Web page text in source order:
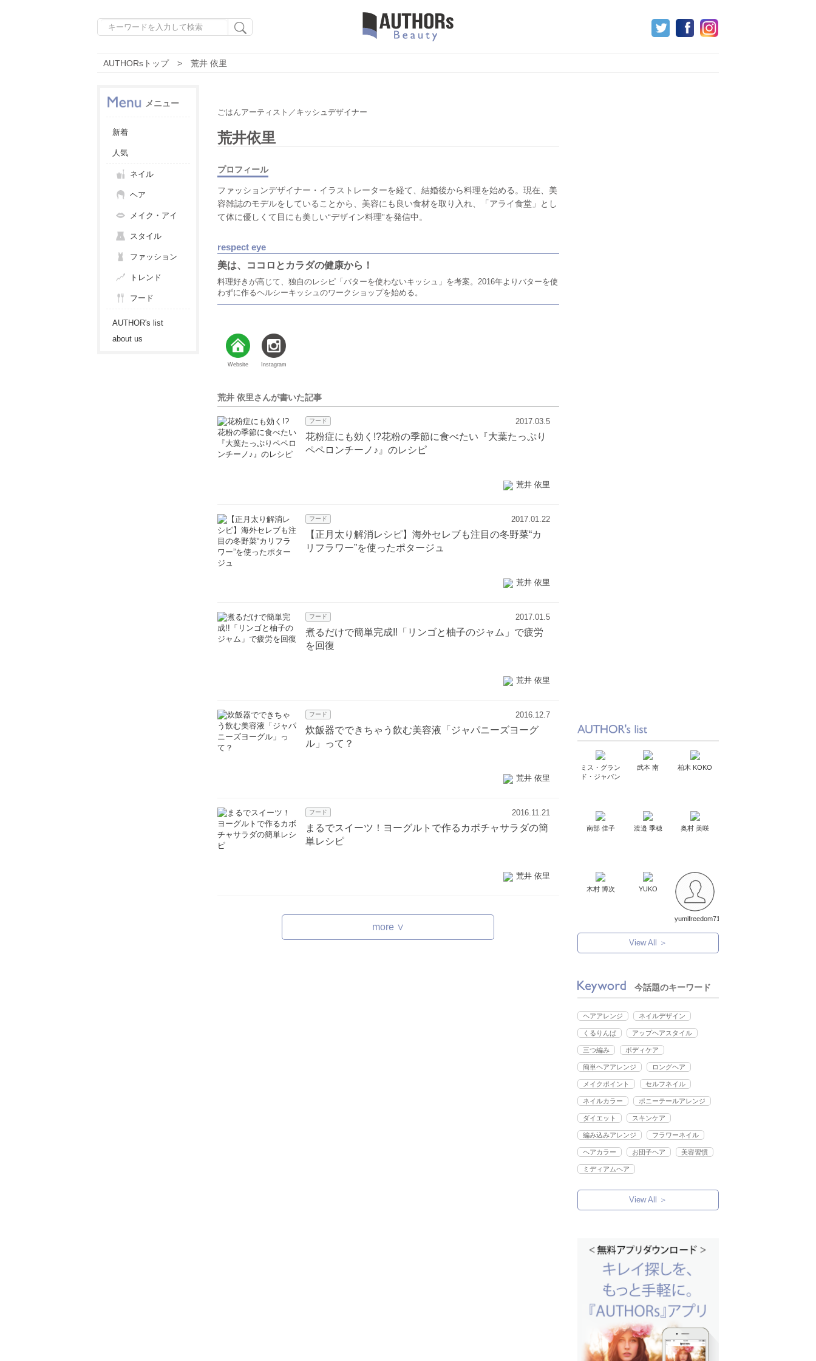
AUTHORsトップ 荒井 依里
メニュー
新着
人気
ネイル
ヘア
メイク・アイ
スタイル
ファッション
トレンド
フード
AUTHOR's list
about us
ごはんアーティスト／キッシュデザイナー
荒井依里
プロフィール
ファッションデザイナー・イラストレーターを経て、結婚後から料理を始める。現在、美
容雑誌のモデルをしていることから、美容にも良い食材を取り入れ、「アライ食堂」とし
て体に優しくて目にも美しい“デザイン料理”を発信中。
respect eye
美は、ココロとカラダの健康から！
料理好きが高じて、独自のレシピ「バターを使わないキッシュ」を考案。2016年よりバターを使
わずに作るヘルシーキッシュのワークショップを始める。
Website Instagram
荒井 依里さんが書いた記事
フード 2017.03.5
花粉症にも効く!?花粉の季節に食べたい『大葉たっぷり
ペペロンチーノ♪』のレシピ
荒井 依里
フード 2017.01.22
【正月太り解消レシピ】海外セレブも注目の冬野菜“カ
リフラワー”を使ったポタージュ
荒井 依里
フード 2017.01.5
煮るだけで簡単完成!!「リンゴと柚子のジャム」で疲労
を回復
荒井 依里
フード 2016.12.7
炊飯器でできちゃう飲む美容液「ジャパニーズヨーグ
ル」って？
荒井 依里
フード 2016.11.21
まるでスイーツ！ヨーグルトで作るカボチャサラダの簡
単レシピ
荒井 依里
more ∨
ミス・グラン
ド・ジャパン
武本 南 柏木 KOKO
南部 佳子 渡邉 季穂 奥村 美咲
木村 博次 YUKO
yumifreedom71
View All ＞
今話題のキーワード
ヘアアレンジ ネイルデザイン
くるりんぱ アップヘアスタイル
三つ編み ボディケア
簡単ヘアアレンジ ロングヘア
メイクポイント セルフネイル
ネイルカラー ポニーテールアレンジ
ダイエット スキンケア
編み込みアレンジ フラワーネイル
ヘアカラー お団子ヘア 美容習慣
ミディアムヘア
View All ＞